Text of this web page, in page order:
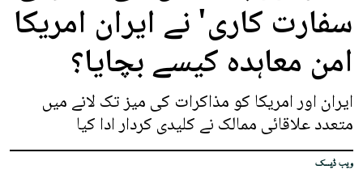
سفارت کاری' نے ایران امریکا
امن معاہدہ کیسے بچایا؟
ایران اور امریکا کو مذاکرات کی میز تک لانے میں
متعدد علاقائی ممالک نے کلیدی کردار ادا کیا
ویب ڈیسک